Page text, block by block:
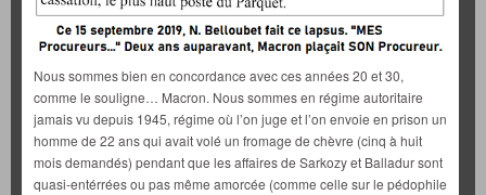
Nous sommes bien en concordance avec ces années 20 et 30,
comme le souligne… Macron. Nous sommes en régime autoritaire
jamais vu depuis 1945, régime où l’on juge et l’on envoie en prison un
homme de 22 ans qui avait volé un fromage de chèvre (cinq à huit
mois demandés) pendant que les affaires de Sarkozy et Balladur sont
quasi-entérrées ou pas même amorcée (comme celle sur le pédophile